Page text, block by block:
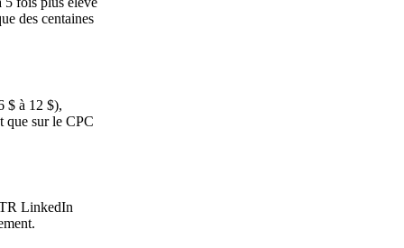
des centaines
$ à 12 $),
que sur le CPC
LinkedIn